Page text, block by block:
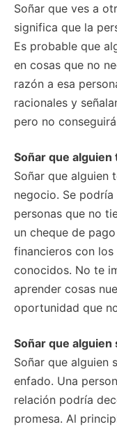
Soñar que ves a
significa que la
Es probable que
en cosas que no
razón a esa
racionales y
pero no
Soñar que alguien
Soñar que alguien
negocio. Se
personas que no
un cheque de
financieros con
conocidos. No te
aprender cosas
oportunidad que
Soñar que alguien
Soñar que alguien
enfado. Una
relación podría
promesa. Al